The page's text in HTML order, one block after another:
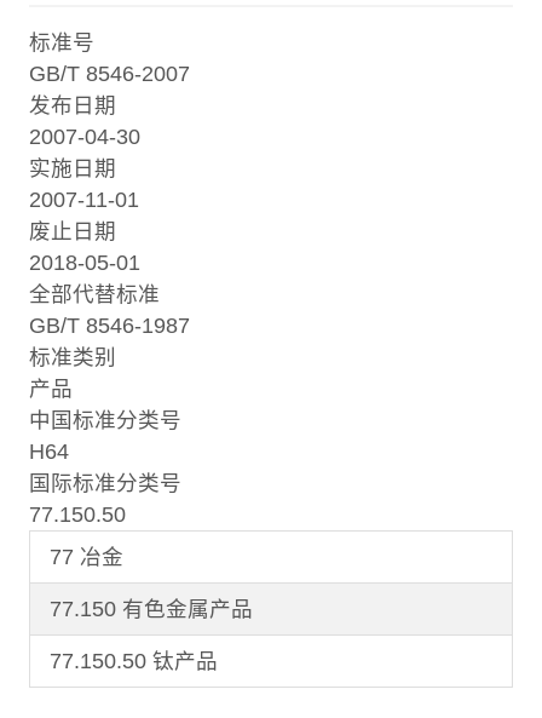
标准号
GB/T 8546-2007
发布日期
2007-04-30
实施日期
2007-11-01
废止日期
2018-05-01
全部代替标准
GB/T 8546-1987
标准类别
产品
中国标准分类号
H64
国际标准分类号
77.150.50
77 冶金
77.150 有色金属产品
77.150.50 钛产品